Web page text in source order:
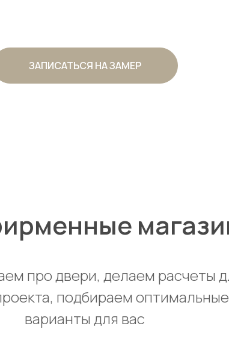
ЗАПИСАТЬСЯ НА ЗАМЕР
про двери, делаем расчеты
подбираем оптимальные
варианты для вас